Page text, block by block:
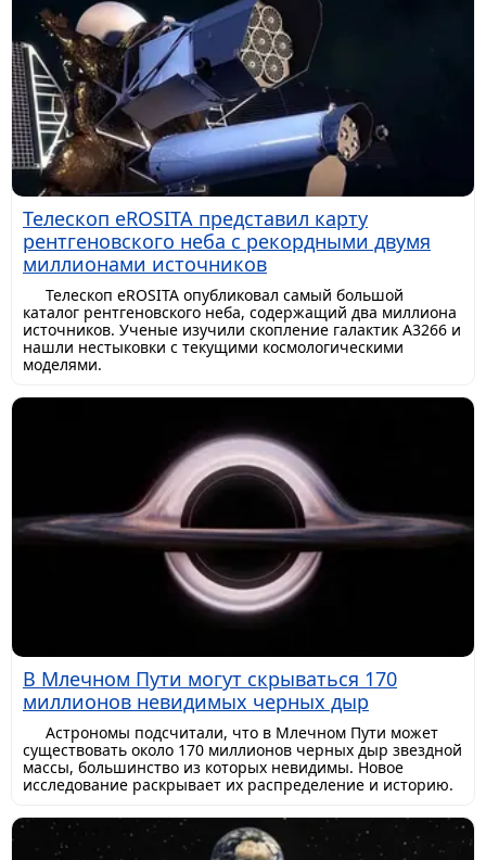
Телескоп eROSITA представил карту
рентгеновского неба с рекордными двумя
миллионами источников
Телескоп eROSITA опубликовал самый большой
каталог рентгеновского неба, содержащий два миллиона
источников. Ученые изучили скопление галактик A3266 и
нашли нестыковки с текущими космологическими
моделями.
В Млечном Пути могут скрываться 170
миллионов невидимых черных дыр
Астрономы подсчитали, что в Млечном Пути может
существовать около 170 миллионов черных дыр звездной
массы, большинство из которых невидимы. Новое
исследование раскрывает их распределение и историю.